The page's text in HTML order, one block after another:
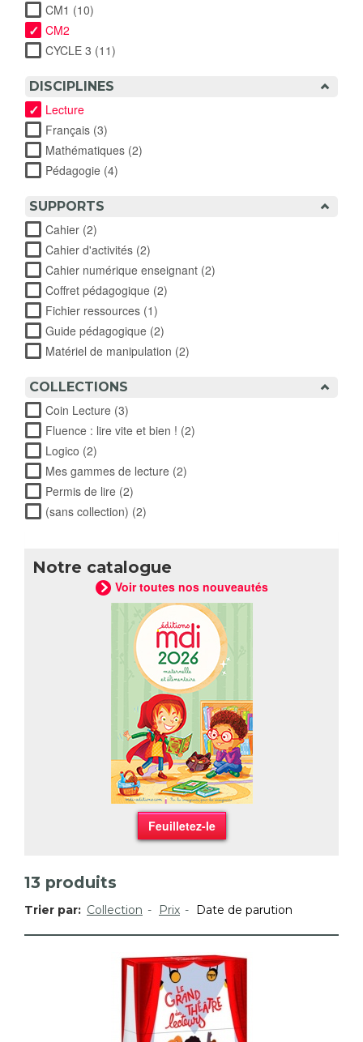
CM1 (10)
CM2
CYCLE 3 (11)
DISCIPLINES
Lecture
Français (3)
Mathématiques (2)
Pédagogie (4)
SUPPORTS
Cahier (2)
Cahier d'activités (2)
Cahier numérique enseignant (2)
Coffret pédagogique (2)
Fichier ressources (1)
Guide pédagogique (2)
Matériel de manipulation (2)
COLLECTIONS
Coin Lecture (3)
Fluence : lire vite et bien ! (2)
Logico (2)
Mes gammes de lecture (2)
Permis de lire (2)
(sans collection) (2)
Notre catalogue
Voir toutes nos nouveautés
Feuilletez-le
13 produits
Trier par: Collection Prix Date de parution